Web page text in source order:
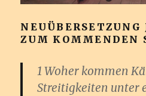
NEUÜBERSETZUNG
ZUM KOMMENDEN
1 Woher kommen
Streitigkeiten unter